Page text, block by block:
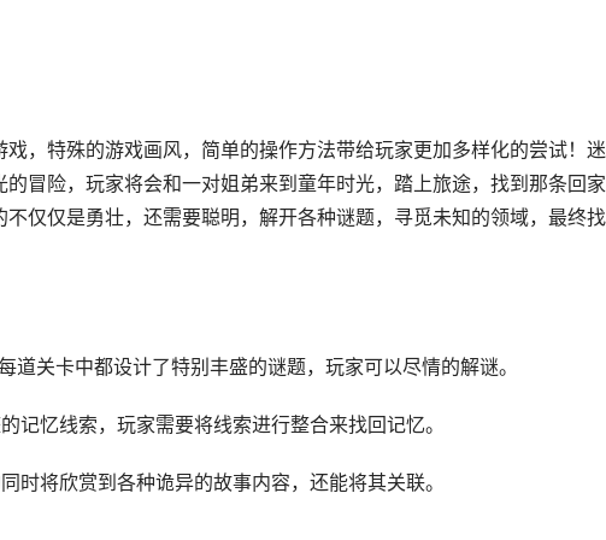
，特殊的游戏画风，简单的操作方法带给玩家更加多样化的尝试！
冒险，玩家将会和一对姐弟来到童年时光，踏上旅途，找到那条回
仅仅是勇壮，还需要聪明，解开各种谜题，寻觅未知的领域，最终找
道关卡中都设计了特别丰盛的谜题，玩家可以尽情的解谜。
记忆线索，玩家需要将线索进行整合来找回记忆。
时将欣赏到各种诡异的故事内容，还能将其关联。